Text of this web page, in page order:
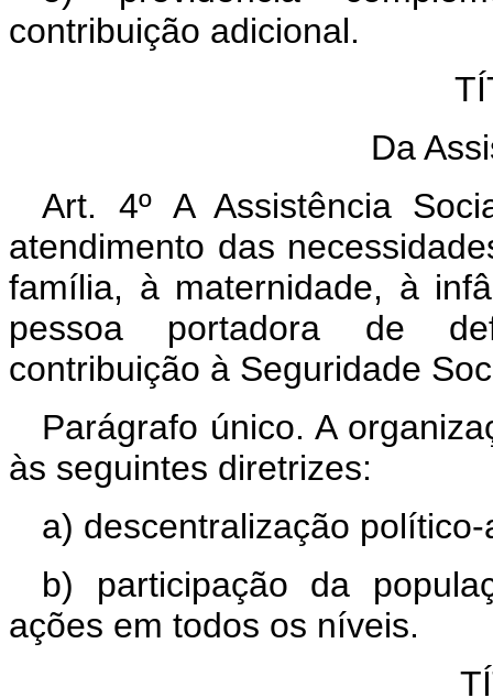
contribuição adicional.
Da
Art. 4º A Assistência
atendimento das
família, à maternidade, à
pessoa portadora de
contribuição à Seguridade
Parágrafo único. A
às seguintes diretrizes:
a) descentralização
b) participação da
ações em todos os níveis.